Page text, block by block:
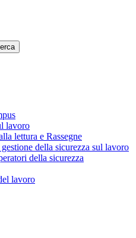
lavoro
lettura e Rassegne
della sicurezza sul lavoro
della sicurezza
lavoro